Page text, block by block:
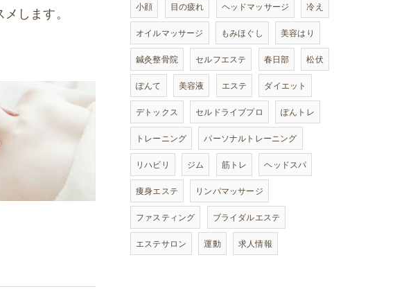
します。
小顔 目の疲れ ヘッドマッサージ 冷え
オイルマッサージ もみほぐし 美容はり
鍼灸整骨院 セルフエステ 春日部 松伏
ぽんて 美容液 エステ ダイエット
デトックス セルドライブプロ ぽんトレ
トレーニング パーソナルトレーニング
リハビリ ジム 筋トレ ヘッドスパ
痩身エステ リンパマッサージ
ファスティング ブライダルエステ
エステサロン 運動 求人情報